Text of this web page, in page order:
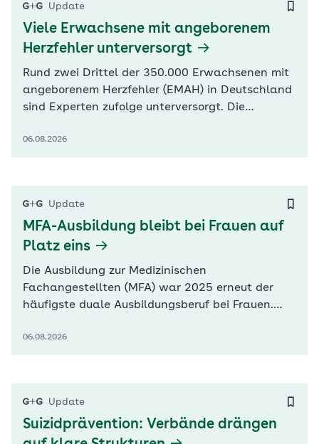
Zahlen…
Update
Viele Erwachsene mit angeborenem
Herzfehler unterversorgt
Rund zwei Drittel der 350.000 Erwachsenen mit
angeborenem Herzfehler (EMAH) in Deutschland
sind Experten zufolge unterversorgt. Die
EMAH zeigen sich angesichts dieser Zahlen
06.08.2026
Update
MFA-Ausbildung bleibt bei Frauen auf
Platz eins
Die Ausbildung zur Medizinischen
Fachangestellten (MFA) war 2025 erneut der
häufigste duale Ausbildungsberuf bei Frauen.
(Destatis) entschieden sich 16.100 Frauen dafür.
angesichts des…
06.08.2026
Update
Suizidprävention: Verbände drängen